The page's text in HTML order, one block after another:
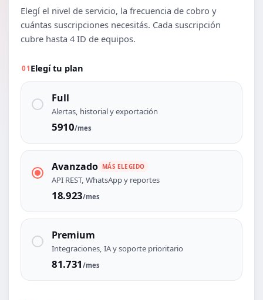
Elegí el nivel de servicio, la frecuencia de cobro y
cuántas suscripciones necesitás. Cada suscripción
cubre hasta 4 ID de equipos.
01 Elegí tu plan
Full
Alertas, historial y exportación
5910/mes
Avanzado MÁS ELEGIDO
API REST, WhatsApp y reportes
18.923/mes
Premium
Integraciones, IA y soporte prioritario
81.731 /mes